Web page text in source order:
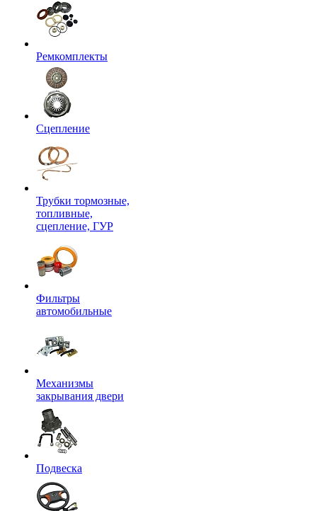
Ремкомплекты
Сцепление
Трубки тормозные,
топливные,
сцепление, ГУР
Фильтры
автомобильные
Механизмы
закрывания двери
Подвеска